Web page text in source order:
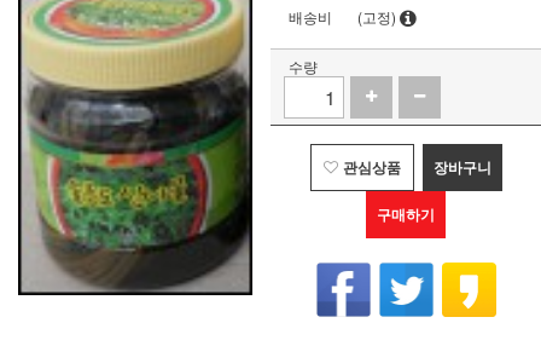
배송비
(고정)
수량
관심상품 장바구니
구매하기